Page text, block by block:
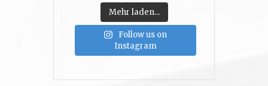
Mehr laden...
Follow us on
Instagram